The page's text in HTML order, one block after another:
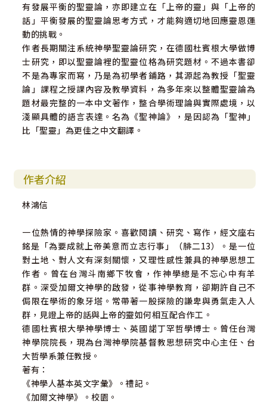
有發展平衡的聖靈論，亦即建立在「上帝的靈」與「上帝的
話」平衡發展的聖靈論思考方式，才能夠適切地回應靈恩運
動的挑戰。
作者長期關注系統神學聖靈論研究，在德國杜賓根大學做博
士研究，即以聖靈論裡的聖靈位格為研究題材。不過本書卻
不是為專家而寫，乃是為初學者鋪路，其源起為教授「聖靈
論」課程之授課內容及教學資料，為多年來以整體聖靈論為
題材最完整的一本中文著作，整合學術理論與實際處境，以
淺顯具體的語言表達。名為《聖神論》，是因認為「聖神」
比「聖靈」為更佳之中文翻譯。
作者介紹
林鴻信
一位熱情的神學探險家。喜歡閱讀、研究、寫作，經文座右
銘是「為要成就上帝美意而立志行事」（腓二13）。是一位
對土地、對人文有深刻關懷，又理性感性兼具的神學思想工
作者。曾在台灣斗南鄉下牧會，作神學總是不忘心中有羊
群。深受加爾文神學的啟發，從事神學教育，卻期許自己不
侷限在學術的象牙塔。常帶著一股探險的謙卑與勇氣走入人
群，見證上帝的話與上帝的靈如何相互配合作工。
德國杜賓根大學神學博士、英國諾丁罕哲學博士。曾任台灣
神學院院長，現為台灣神學院基督教思想研究中心主任、台
大哲學系兼任教授。
著有：
《神學人基本英文字彙》。禮記。
《加爾文神學》。校園。